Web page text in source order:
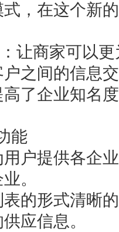
，在这个新
让商家可以
之间的信息
了企业知名
能
户提供各企
。
的形式清晰
应信息。